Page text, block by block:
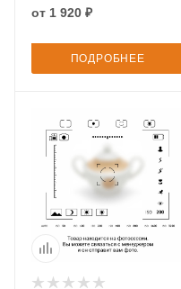
от 1 920 ₽
ПОДРОБНЕЕ